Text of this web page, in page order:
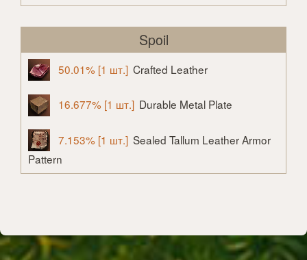
Spoil
50.01% [1 шт.] Crafted Leather
16.677% [1 шт.] Durable Metal Plate
7.153% [1 шт.] Sealed Tallum Leather Armor
Pattern